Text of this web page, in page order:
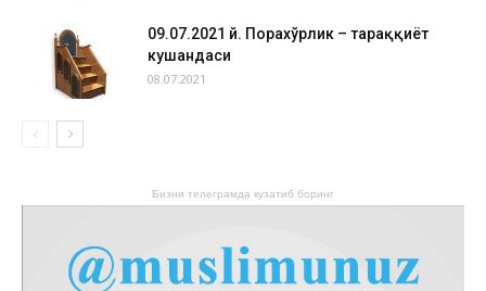
09.07.2021 й. Порахўрлик – тараққиёт
кушандаси
08.07.2021
Бизни телеграмда кузатиб боринг